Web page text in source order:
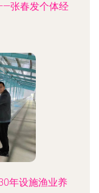
张春发个体经
年设施渔业养